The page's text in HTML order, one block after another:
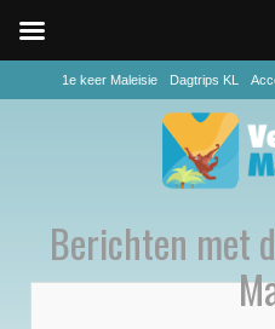
1e keer Maleisie Dagtrips KL
Berichten met